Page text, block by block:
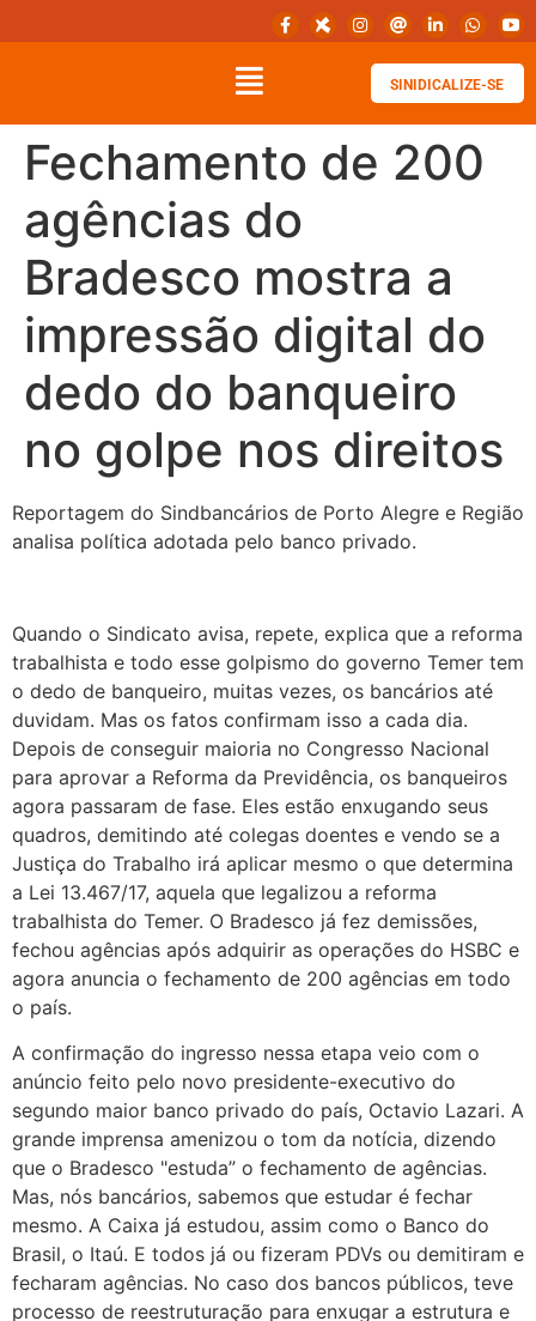
SINIDICALIZE-SE
Fechamento de 200
agências do
Bradesco mostra a
impressão digital do
dedo do banqueiro
no golpe nos direitos
Reportagem do Sindbancários de Porto Alegre e Região
analisa política adotada pelo banco privado.
Quando o Sindicato avisa, repete, explica que a reforma
trabalhista e todo esse golpismo do governo Temer tem
o dedo de banqueiro, muitas vezes, os bancários até
duvidam. Mas os fatos confirmam isso a cada dia.
Depois de conseguir maioria no Congresso Nacional
para aprovar a Reforma da Previdência, os banqueiros
agora passaram de fase. Eles estão enxugando seus
quadros, demitindo até colegas doentes e vendo se a
Justiça do Trabalho irá aplicar mesmo o que determina
a Lei 13.467/17, aquela que legalizou a reforma
trabalhista do Temer. O Bradesco já fez demissões,
fechou agências após adquirir as operações do HSBC e
agora anuncia o fechamento de 200 agências em todo
o país.
A confirmação do ingresso nessa etapa veio com o
anúncio feito pelo novo presidente-executivo do
segundo maior banco privado do país, Octavio Lazari. A
grande imprensa amenizou o tom da notícia, dizendo
que o Bradesco "estuda” o fechamento de agências.
Mas, nós bancários, sabemos que estudar é fechar
mesmo. A Caixa já estudou, assim como o Banco do
Brasil, o Itaú. E todos já ou fizeram PDVs ou demitiram e
fecharam agências. No caso dos bancos públicos, teve
processo de reestruturação para enxugar a estrutura e